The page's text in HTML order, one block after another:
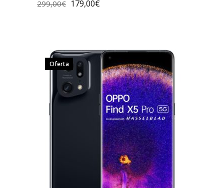
299,00€ 179,00€
Oferta